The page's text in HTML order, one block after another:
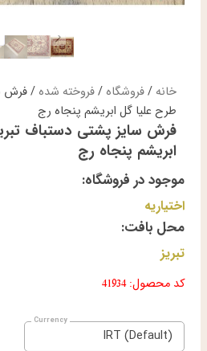
خانه /فروشگاه/فروخته شده/ فرش
طرح علیا گل ابریشم پنجاه رج
فرش سایز پشتی دستباف
ابریشم پنجاه رج
موجود در فروشگاه:
اختیاریه
محل بافت:
تبریز
کد محصول: 41934
IRT (Default)